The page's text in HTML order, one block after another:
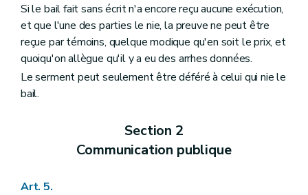
Si le bail fait sans écrit n'a encore reçu aucune exécution,
et que l'une des parties le nie, la preuve ne peut être
reçue par témoins, quelque modique qu'en soit le prix, et
quoiqu'on allègue qu'il y a eu des arrhes données.
Le serment peut seulement être déféré à celui qui nie le
bail.
Section 2
Communication publique
Art. 5.